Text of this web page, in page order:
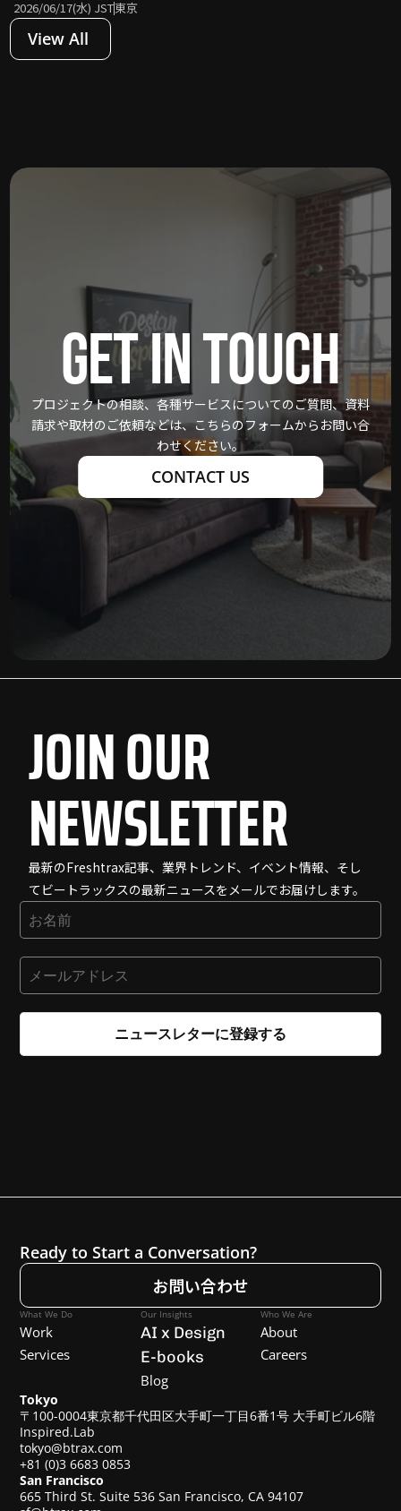
2026/06/17(水) JST東京
View All
GET IN TOUCH
プロジェクトの相談、各種サービスについてのご質問、資料
請求や取材のご依頼などは、こちらのフォームからお問い合
わせください。
CONTACT US
JOIN OUR
NEWSLETTER
最新のFreshtrax記事、業界トレンド、イベント情報、そし
てビートラックスの最新ニュースをメールでお届けします。
Ready to Start a Conversation?
お問い合わせ
What We Do
Work
Services
Our Insights
AI x Design
E-books
Blog
Who We Are
About
Careers
San Francisco
665 Third St. Suite 536 San Francisco, CA 94107
Tokyo
〒100-0004東京都千代田区大手町一丁目6番1号 大手町ビル6階
Inspired.Lab
tokyo@btrax.com
+81 (0)3 6683 0853